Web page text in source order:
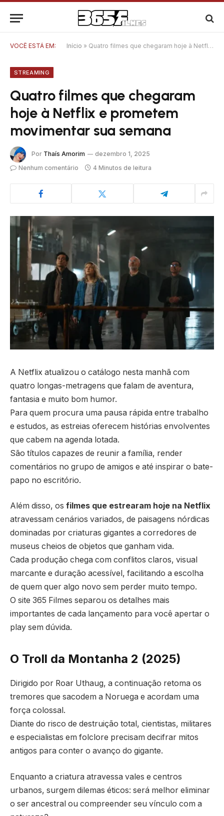
VOCÊ ESTÁ EM: Início » Quatro filmes que chegaram hoje à Netflix e prometem movimentar sua semana
STREAMING
Quatro filmes que chegaram
hoje à Netflix e prometem
movimentar sua semana
Por Thaís Amorim
dezembro 1, 2025
Nenhum comentário
4 Minutos de leitura
A Netflix atualizou o catálogo nesta manhã com
quatro longas-metragens que falam de aventura,
fantasia e muito bom humor.
Para quem procura uma pausa rápida entre trabalho
e estudos, as estreias oferecem histórias envolventes
que cabem na agenda lotada.
São títulos capazes de reunir a família, render
comentários no grupo de amigos e até inspirar o bate-
papo no escritório.
Além disso, os filmes que estrearam hoje na Netflix
atravessam cenários variados, de paisagens nórdicas
dominadas por criaturas gigantes a corredores de
museus cheios de objetos que ganham vida.
Cada produção chega com conflitos claros, visual
marcante e duração acessível, facilitando a escolha
de quem quer algo novo sem perder muito tempo.
O site 365 Filmes separou os detalhes mais
importantes de cada lançamento para você apertar o
play sem dúvida.
O Troll da Montanha 2 (2025)
Dirigido por Roar Uthaug, a continuação retoma os
tremores que sacodem a Noruega e acordam uma
força colossal.
Diante do risco de destruição total, cientistas, militares
e especialistas em folclore precisam decifrar mitos
antigos para conter o avanço do gigante.
Enquanto a criatura atravessa vales e centros
urbanos, surgem dilemas éticos: será melhor eliminar
o ser ancestral ou compreender seu vínculo com a